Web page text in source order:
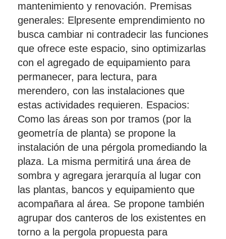
mantenimiento y renovación. Premisas
generales: Elpresente emprendimiento no
busca cambiar ni contradecir las funciones
que ofrece este espacio, sino optimizarlas
con el agregado de equipamiento para
permanecer, para lectura, para
merendero, con las instalaciones que
estas actividades requieren. Espacios:
Como las áreas son por tramos (por la
geometría de planta) se propone la
instalación de una pérgola promediando la
plaza. La misma permitirá una área de
sombra y agregara jerarquía al lugar con
las plantas, bancos y equipamiento que
acompañara al área. Se propone también
agrupar dos canteros de los existentes en
torno a la pergola propuesta para